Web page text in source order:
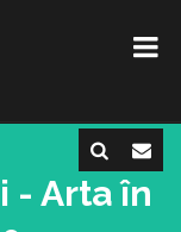
- Arta în